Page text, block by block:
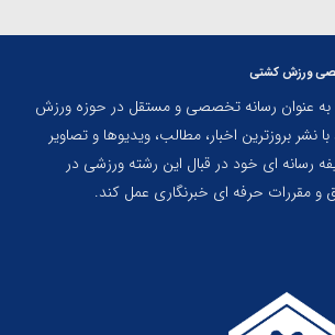
ورزش کشتی
عنوان رسانه تخصصی و مستقل در حوزه ورزش
بروزترین اخبار، مطالب، ویدیوها و تصاویر
رسانه ای خود در قبال این رشته ورزشی در
و مقررات حرفه ای خبرنگاری عمل کند.